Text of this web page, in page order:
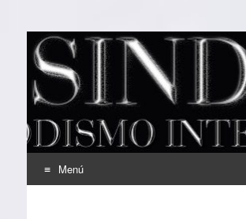
EL SINDICAL
Periodismo Inteligente
Menú